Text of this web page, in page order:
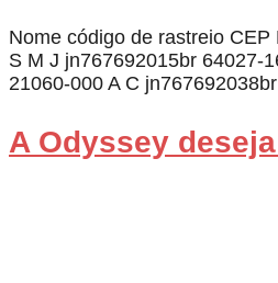
Nome código de rastreio
S M J jn767692015br 64027-
21060-000 A C
A Odyssey